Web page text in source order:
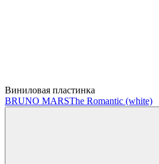
Виниловая пластинка
BRUNO MARSThe Romantic (white)